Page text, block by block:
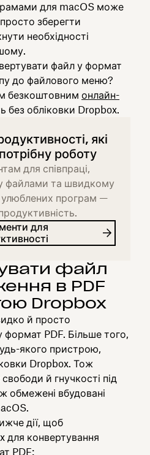
для macOS може
зберегти
необхідності
файл у формат
до файлового меню?
безкоштовним онлайн-
без обліковки Dropbox.
які
роботу
для співпраці,
файлами та швидкому
програм —
для
файл
в PDF
Dropbox
й просто
формат PDF. Більше того,
якого пристрою,
Dropbox. Тож
й гнучкості під
обмежені вбудовані
дії, щоб
для конвертування
PDF: